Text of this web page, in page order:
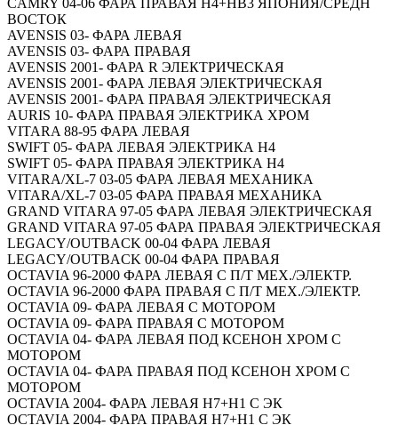
ВОСТОК
AVENSIS 03- ФАРА ЛЕВАЯ
AVENSIS 03- ФАРА ПРАВАЯ
AVENSIS 2001- ФАРА R ЭЛЕКТРИЧЕСКАЯ
AVENSIS 2001- ФАРА ЛЕВАЯ ЭЛЕКТРИЧЕСКАЯ
AVENSIS 2001- ФАРА ПРАВАЯ ЭЛЕКТРИЧЕСКАЯ
AURIS 10- ФАРА ПРАВАЯ ЭЛЕКТРИКА ХРОМ
VITARA 88-95 ФАРА ЛЕВАЯ
SWIFT 05- ФАРА ЛЕВАЯ ЭЛЕКТРИКА H4
SWIFT 05- ФАРА ПРАВАЯ ЭЛЕКТРИКА H4
VITARA/XL-7 03-05 ФАРА ЛЕВАЯ МЕХАНИКА
VITARA/XL-7 03-05 ФАРА ПРАВАЯ МЕХАНИКА
GRAND VITARA 97-05 ФАРА ЛЕВАЯ ЭЛЕКТРИЧЕСКАЯ
GRAND VITARA 97-05 ФАРА ПРАВАЯ ЭЛЕКТРИЧЕСКАЯ
LEGACY/OUTBACK 00-04 ФАРА ЛЕВАЯ
LEGACY/OUTBACK 00-04 ФАРА ПРАВАЯ
OCTAVIA 96-2000 ФАРА ЛЕВАЯ С П/Т МЕХ./ЭЛЕКТР.
OCTAVIA 96-2000 ФАРА ПРАВАЯ С П/Т МЕХ./ЭЛЕКТР.
OCTAVIA 09- ФАРА ЛЕВАЯ С МОТОРОМ
OCTAVIA 09- ФАРА ПРАВАЯ С МОТОРОМ
OCTAVIA 04- ФАРА ЛЕВАЯ ПОД КСЕНОН ХРОМ С
МОТОРОМ
OCTAVIA 04- ФАРА ПРАВАЯ ПОД КСЕНОН ХРОМ С
МОТОРОМ
OCTAVIA 2004- ФАРА ЛЕВАЯ H7+H1 С ЭК
OCTAVIA 2004- ФАРА ПРАВАЯ H7+H1 С ЭК